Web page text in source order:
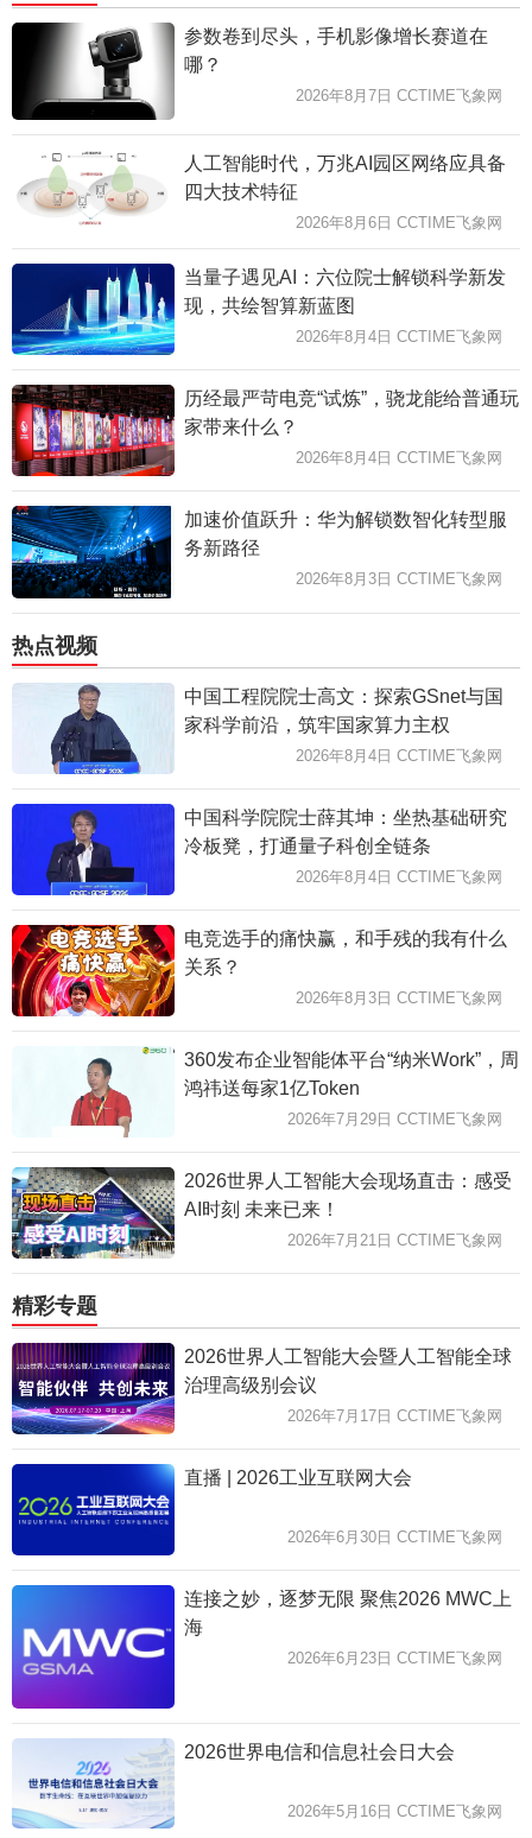
参数卷到尽头，手机影像增长赛道在
哪？
2026年8月7日 CCTIME飞象网
人工智能时代，万兆AI园区网络应具备
四大技术特征
2026年8月6日 CCTIME飞象网
当量子遇见AI：六位院士解锁科学新发
现，共绘智算新蓝图
2026年8月4日 CCTIME飞象网
历经最严苛电竞“试炼”，骁龙能给普通玩
家带来什么？
2026年8月4日 CCTIME飞象网
加速价值跃升：华为解锁数智化转型服
务新路径
2026年8月3日 CCTIME飞象网
热点视频
中国工程院院士高文：探索GSnet与国
家科学前沿，筑牢国家算力主权
2026年8月4日 CCTIME飞象网
中国科学院院士薛其坤：坐热基础研究
冷板凳，打通量子科创全链条
2026年8月4日 CCTIME飞象网
电竞选手的痛快赢，和手残的我有什么
关系？
2026年8月3日 CCTIME飞象网
360发布企业智能体平台“纳米Work”，周
鸿祎送每家1亿Token
2026年7月29日 CCTIME飞象网
2026世界人工智能大会现场直击：感受
AI时刻 未来已来！
2026年7月21日 CCTIME飞象网
精彩专题
2026世界人工智能大会暨人工智能全球
治理高级别会议
2026年7月17日 CCTIME飞象网
直播 | 2026工业互联网大会
2026年6月30日 CCTIME飞象网
连接之妙，逐梦无限 聚焦2026 MWC上
海
2026年6月23日 CCTIME飞象网
2026世界电信和信息社会日大会
2026年5月16日 CCTIME飞象网